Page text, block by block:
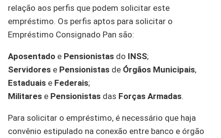
relação aos perfis que podem solicitar este
empréstimo. Os perfis aptos para solicitar o
Empréstimo Consignado Pan são:
Aposentado e Pensionistas do INSS;
Servidores e Pensionistas de Órgãos Municipais,
Estaduais e Federais;
Militares e Pensionistas das Forças Armadas.
Para solicitar o empréstimo, é necessário que haja
convênio estipulado na conexão entre banco e órgão